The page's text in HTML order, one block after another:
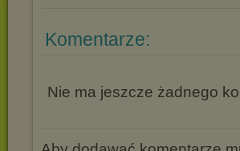
Komentarze:
Nie ma jeszcze żadnego